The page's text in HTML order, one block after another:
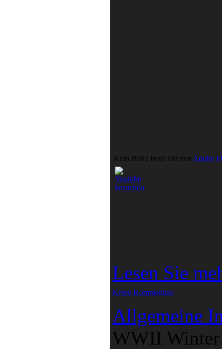
Kein Bild? Hole Dir den Adobe
Lesen Sie
Keine Kommentare
Allgemeine
WWII Winter